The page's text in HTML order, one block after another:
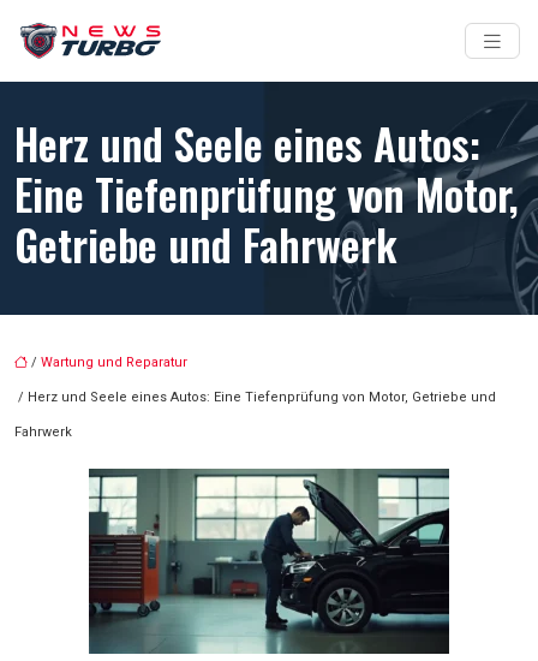
Herz und Seele eines Autos:
Eine Tiefenprüfung von Motor,
Getriebe und Fahrwerk
/ Wartung und Reparatur
/ Herz und Seele eines Autos: Eine Tiefenprüfung von Motor, Getriebe und
Fahrwerk